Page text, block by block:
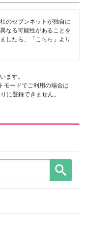
のセブンネットが独自に
なる可能性があることを
したら、「 こちら 」より
ます。
モードでご利用の場合は
に登録できません。